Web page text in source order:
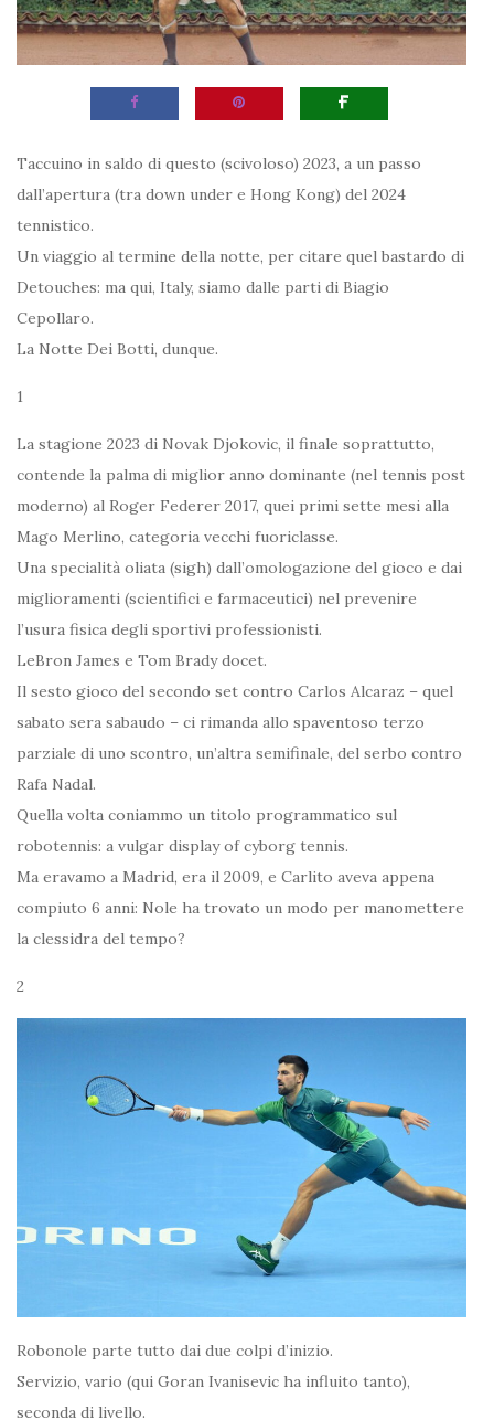
Taccuino in saldo di questo (scivoloso) 2023, a un passo
dall’apertura (tra down under e Hong Kong) del 2024
tennistico.
Un viaggio al termine della notte, per citare quel bastardo di
Detouches: ma qui, Italy, siamo dalle parti di Biagio
Cepollaro.
La Notte Dei Botti, dunque.
1
La stagione 2023 di Novak Djokovic, il finale soprattutto,
contende la palma di miglior anno dominante (nel tennis post
moderno) al Roger Federer 2017, quei primi sette mesi alla
Mago Merlino, categoria vecchi fuoriclasse.
Una specialità oliata (sigh) dall’omologazione del gioco e dai
miglioramenti (scientifici e farmaceutici) nel prevenire
l’usura fisica degli sportivi professionisti.
LeBron James e Tom Brady docet.
Il sesto gioco del secondo set contro Carlos Alcaraz – quel
sabato sera sabaudo – ci rimanda allo spaventoso terzo
parziale di uno scontro, un’altra semifinale, del serbo contro
Rafa Nadal.
Quella volta coniammo un titolo programmatico sul
robotennis: a vulgar display of cyborg tennis.
Ma eravamo a Madrid, era il 2009, e Carlito aveva appena
compiuto 6 anni: Nole ha trovato un modo per manomettere
la clessidra del tempo?
2
Robonole parte tutto dai due colpi d’inizio.
Servizio, vario (qui Goran Ivanisevic ha influito tanto),
seconda di livello.